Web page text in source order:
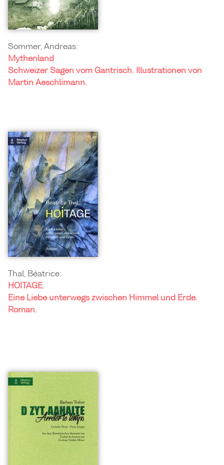
Sommer, Andreas:
Mythenland
Schweizer Sagen vom Gantrisch. Illustrationen von
Martin Aeschlimann.
Thal, Béatrice:
HOITAGE.
Eine Liebe unterwegs zwischen Himmel und Erde.
Roman.